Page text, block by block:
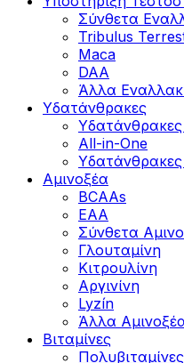
Σύνθετα
Tribulus
Maca
DAA
Άλλα
Υδατάνθρακες
All-in-One
Αμινοξέα
BCAAs
EAA
Σύνθετα
Γλουταμίνη
Κιτρουλίνη
Αργινίνη
Lyzín
Άλλα
Βιταμίνες
Πολυβιταμίνες